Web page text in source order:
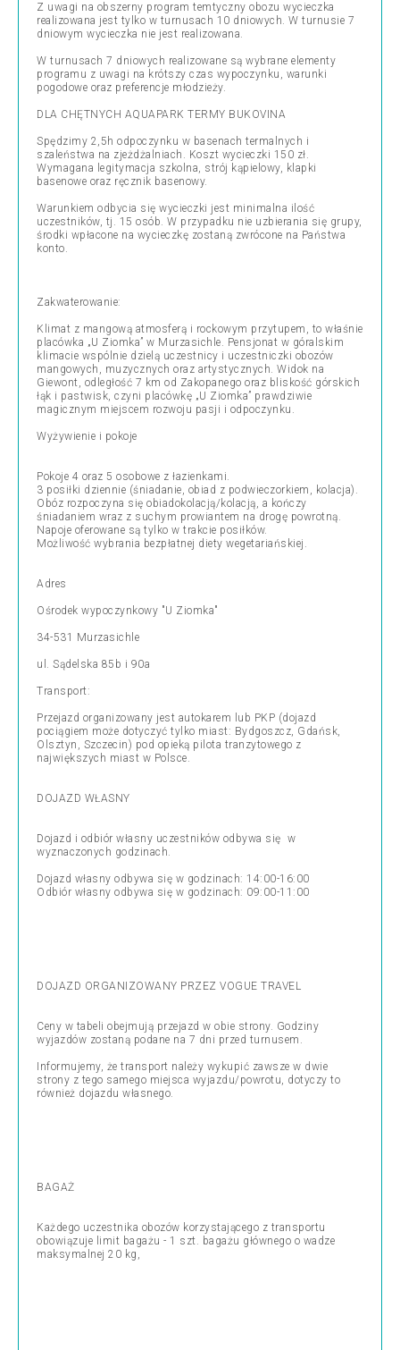
Z uwagi na obszerny program temtyczny obozu wycieczka
realizowana jest tylko w turnusach 10 dniowych. W turnusie 7
dniowym wycieczka nie jest realizowana.
W turnusach 7 dniowych realizowane są wybrane elementy
programu z uwagi na krótszy czas wypoczynku, warunki
pogodowe oraz preferencje młodzieży.
DLA CHĘTNYCH AQUAPARK TERMY BUKOVINA
Spędzimy 2,5h odpoczynku w basenach termalnych i
szaleństwa na zjeżdżalniach. Koszt wycieczki 150 zł.
Wymagana legitymacja szkolna, strój kąpielowy, klapki
basenowe oraz ręcznik basenowy.
Warunkiem odbycia się wycieczki jest minimalna ilość
uczestników, tj. 15 osób. W przypadku nie uzbierania się grupy,
środki wpłacone na wycieczkę zostaną zwrócone na Państwa
konto.
Zakwaterowanie:
Klimat z mangową atmosferą i rockowym przytupem, to właśnie
placówka „U Ziomka” w Murzasichle. Pensjonat w góralskim
klimacie wspólnie dzielą uczestnicy i uczestniczki obozów
mangowych, muzycznych oraz artystycznych. Widok na
Giewont, odległość 7 km od Zakopanego oraz bliskość górskich
łąk i pastwisk, czyni placówkę „U Ziomka” prawdziwie
magicznym miejscem rozwoju pasji i odpoczynku.
Wyżywienie i pokoje
Pokoje 4 oraz 5 osobowe z łazienkami.
3 posiłki dziennie (śniadanie, obiad z podwieczorkiem, kolacja).
Obóz rozpoczyna się obiadokolacją/kolacją, a kończy
śniadaniem wraz z suchym prowiantem na drogę powrotną.
Napoje oferowane są tylko w trakcie posiłków.
Możliwość wybrania bezpłatnej diety wegetariańskiej.
Adres
Ośrodek wypoczynkowy "U Ziomka"
34-531 Murzasichle
ul. Sądelska 85b i 90a
Transport:
Przejazd organizowany jest autokarem lub PKP (dojazd
pociągiem może dotyczyć tylko miast: Bydgoszcz, Gdańsk,
Olsztyn, Szczecin) pod opieką pilota tranzytowego z
największych miast w Polsce.
DOJAZD WŁASNY
Dojazd i odbiór własny uczestników odbywa się w
wyznaczonych godzinach.
Dojazd własny odbywa się w godzinach: 14:00-16:00
Odbiór własny odbywa się w godzinach: 09:00-11:00
DOJAZD ORGANIZOWANY PRZEZ VOGUE TRAVEL
Ceny w tabeli obejmują przejazd w obie strony. Godziny
wyjazdów zostaną podane na 7 dni przed turnusem.
Informujemy, że transport należy wykupić zawsze w dwie
strony z tego samego miejsca wyjazdu/powrotu, dotyczy to
również dojazdu własnego.
BAGAŻ
Każdego uczestnika obozów korzystającego z transportu
obowiązuje limit bagażu - 1 szt. bagażu głównego o wadze
maksymalnej 20 kg,